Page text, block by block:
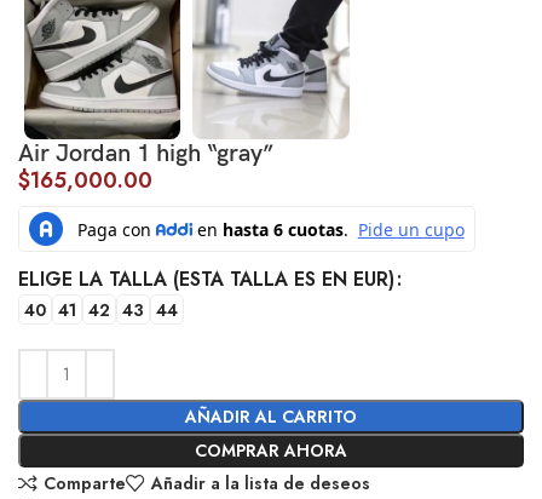
Air Jordan 1 high “gray”
$165,000.00
ELIGE LA TALLA (ESTA TALLA ES EN EUR)
40 41 42 43 44
AÑADIR AL CARRITO
COMPRAR AHORA
Comparte
Añadir a la lista de deseos